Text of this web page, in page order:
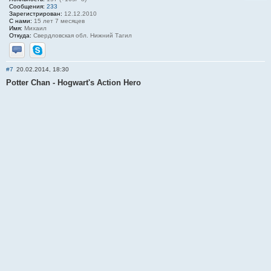
Сообщения: 233
Зарегистрирован: 12.12.2010
С нами: 15 лет 7 месяцев
Имя: Михаил
Откуда: Свердловская обл. Нижний Тагил
Отправить личное сообщение
Skype
#7 20.02.2014, 18:30
Potter Chan - Hogwart's Action Hero